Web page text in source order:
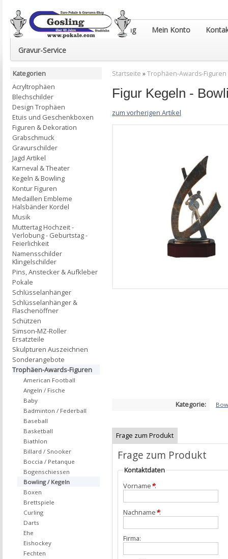
Euro-Pokale & Gravur-Shop Gosling Mein Konto
Gravur-Service
Startseite »Trophäen-Awards-Figuren
Figur Kegeln -
zum vorherigen Artikel
Kategorie:
Frage zum Produkt
Frage zum Produkt
Kontaktdaten
Vorname*:
Nachname*:
Firma:
Kategorien
Acryltrophäen
Blechschilder
Design Trophäen
Etuis und Geschenkboxen
Figuren & Dekoration
Grabschmuck
Gravurschilder
Jagd Artikel
Karneval & Theater
Kegeln & Bowling
Kontur Figuren
Medaillen Embleme
Halsbänder Kordel
Musik
Muttertag Hochzeit -
Verlobung - Geburtstag -
Feierlichkeit
Namensschilder
Klingelschilder
Pins, Anstecker & Aufkleber
Pokale
Schlüsselanhänger
Schlüsselanhänger &
Flaschenöffner
Schützen
Simson-MZ-Roller
Ersatzteile
Skulpturen Auszeichnen
Sonderangebote
Trophäen-Awards-Figuren
American Football
Angeln / Fische
Baby
Badminton / Federball
Baseball
Basketball
Biathlon
Billard / Snooker
Boccia / Petanque
Bogenschiessen
Bowling / Kegeln
Boxen
Brettspiele
Curling
Darts
Ehe
Eishockey
Fechten